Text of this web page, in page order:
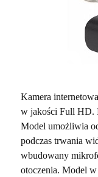
Kamera
w jakości Full HD.
Model umożliwia
podczas trwania
wbudowany
otoczenia. Model